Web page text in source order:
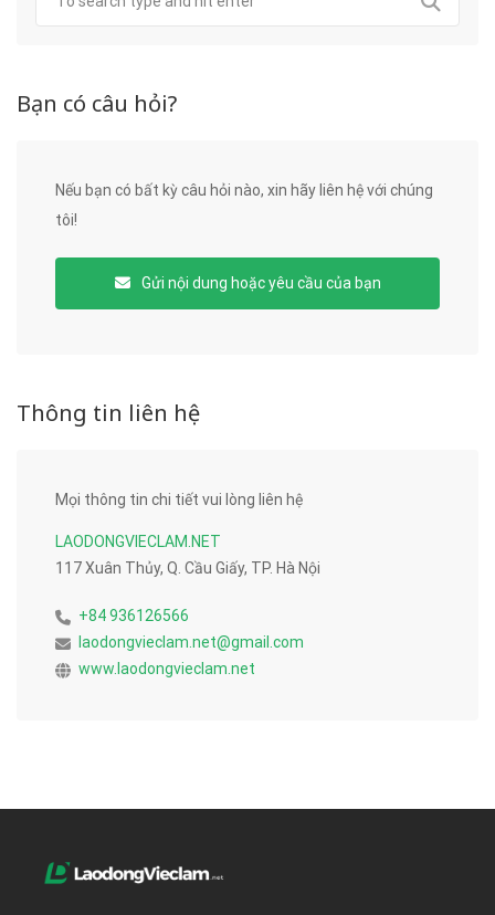
Bạn có câu hỏi?
Nếu bạn có bất kỳ câu hỏi nào, xin hãy liên hệ với chúng
tôi!
Gửi nội dung hoặc yêu cầu của bạn
Thông tin liên hệ
Mọi thông tin chi tiết vui lòng liên hệ
LAODONGVIECLAM.NET
117 Xuân Thủy, Q. Cầu Giấy, TP. Hà Nội
+84 936126566
laodongvieclam.net@gmail.com
www.laodongvieclam.net